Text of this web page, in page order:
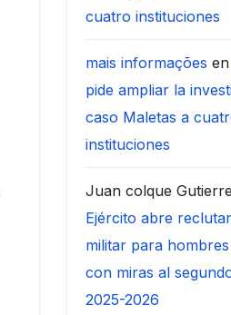
cuatro instituciones
mais informações en
pide ampliar la
caso Maletas a
instituciones
Juan colque
Ejército abre
militar para
con miras al
2025-2026